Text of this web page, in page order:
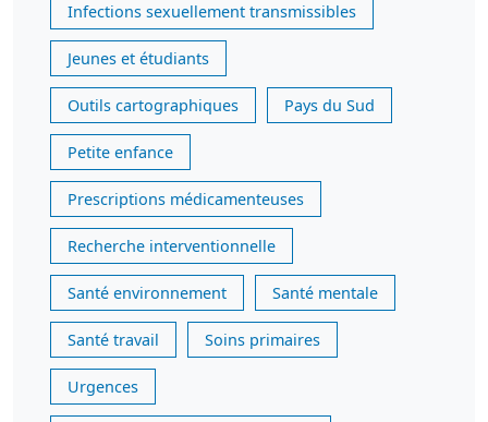
Infections sexuellement transmissibles
Jeunes et étudiants
Outils cartographiques Pays du Sud
Petite enfance
Prescriptions médicamenteuses
Recherche interventionnelle
Santé environnement Santé mentale
Santé travail Soins primaires
Urgences